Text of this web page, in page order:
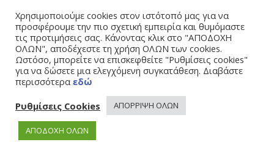
EmailFacebookYouTube
Αρχική Πολιτική Απορρήτου Πολιτική Cookies
© 2021
Χρησιμοποιούμε cookies στον ιστότοπό μας για να
προσφέρουμε την πιο σχετική εμπειρία και θυμόμαστε
τις προτιμήσεις σας. Κάνοντας κλικ στο "ΑΠΟΔΟΧΗ
ΟΛΩΝ", αποδέχεστε τη χρήση ΟΛΩΝ των cookies.
Ωστόσο, μπορείτε να επισκεφθείτε "Ρυθμίσεις cookies"
για να δώσετε μια ελεγχόμενη συγκατάθεση. Διαβάστε
περισσότερα εδώ
Ρυθμίσεις Cookies
ΑΠΟΡΡΙΨΗ ΟΛΩΝ
ΑΠΟΔΟΧΗ ΟΛΩΝ